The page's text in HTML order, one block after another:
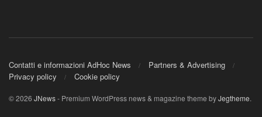
Contatti e informazioni AdHoc News
Partners & Advertising
Privacy policy
Cookie policy
© 2026 JNews- Premium WordPress news & magazine theme byJegtheme.